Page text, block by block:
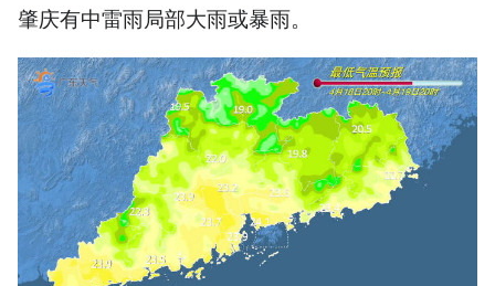
肇庆有中雷雨局部大雨或暴雨。